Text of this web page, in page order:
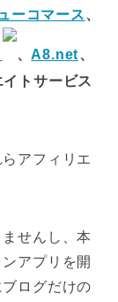
ーコマース、
、A8.net、
トサービス
アフィリエ
せんし、本
アプリを開
ログだけの